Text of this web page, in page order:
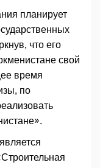
планирует
что его
свой
время
по